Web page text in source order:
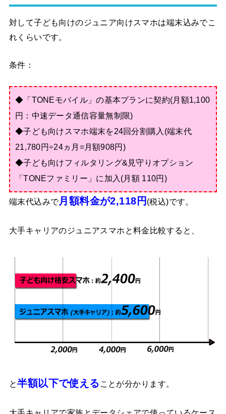
対して子ども向けのジュニア向けスマホは端末込みでこ
れくらいです。
条件：
◆「TONEモバイル」の基本プランに契約(月額1,100
円：中速データ通信容量無制限)
◆子ども向けスマホ端末を24回分割購入(端末代
21,780円÷24ヵ月=月額908円)
◆子ども向けフィルタリング&見守りオプション
「TONEファミリー」に加入(月額 110円)
端末代込みで月額料金が2,118円 (税込)です。
大手キャリアのジュニアスマホと料金比較すると、
と半額以下で使える ことが分かります。